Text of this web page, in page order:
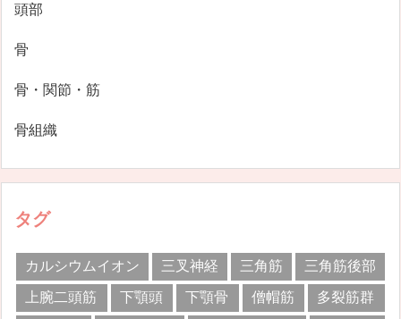
頭部
骨
骨・関節・筋
骨組織
タグ
カルシウムイオン 三叉神経 三角筋
三角筋後部
上腕二頭筋
下顎頭 下顎骨 僧帽筋
多裂筋群